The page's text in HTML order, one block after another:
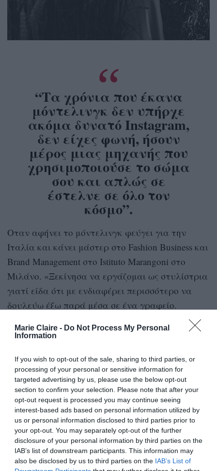
Marie Claire - Do Not Process My Personal
Information
If you wish to opt-out of the sale, sharing to third parties, or
processing of your personal or sensitive information for
targeted advertising by us, please use the below opt-out
section to confirm your selection. Please note that after your
opt-out request is processed you may continue seeing
interest-based ads based on personal information utilized by
us or personal information disclosed to third parties prior to
your opt-out. You may separately opt-out of the further
disclosure of your personal information by third parties on the
IAB’s list of downstream participants. This information may
also be disclosed by us to third parties on the IAB’s List of
“Τα χρόνια που έκανα
μόντελινγκ δεν υπήρχε
ακόμα δυνατό Instagram,
δεν είχες φωνή, ήσουν
μέρος μιας μηχανής που
χρησιμοποιούσε το σώμα
σου και απλώς σε
έστελνε σε όλο τον
κόσμο”.
Οταν αφήνει το μόντελινγκ φεύγει για την
Ιταλία και κάνει μάστερ στο Fashion Business και
Brand Management στο Istituto Marangoni στο
Μιλάνο. «Ξεκίνησα να εργάζομαι ως στυλίστρια
γιατί είδα ότι με ενδιαφέρει περισσότερο να
δουλεύω έξω παρά μέσα σε ένα γραφείο.
Ουκρανία και στο εξωτερικό, έκανα καμπάνιες
υπαρξιακή κρίση. Ναι μεν ήμουν από την άλλη
πλευρά της μόδας, δεν ήμουν το μοντέλο, αλλά
η στυλίστρια, όμως και πάλι δεν έβγαζε νόημα
για μένα αυτό. Και με κατέθλιβε. Τώρα πια
δουλεύω ως creative director, έχω μια ιδέα και την
υλοποιώ με τους δικούς μου όρους,
καλλιτεχνικά».